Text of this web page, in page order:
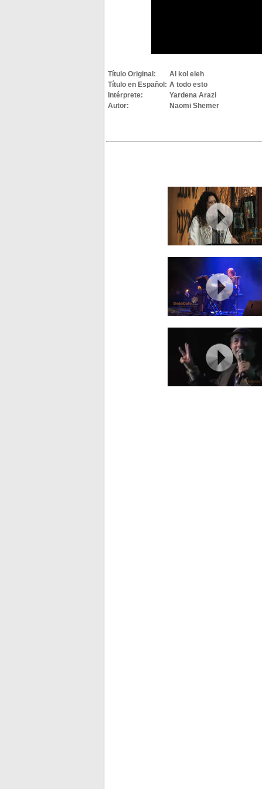
Título Original:
Al kol eleh
Título en Español: A todo esto
Intérprete:
Yardena Arazi
Autor:
Naomi Shemer